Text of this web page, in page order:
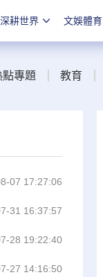
深耕世界 文娛體育
點專題 教育
07 17:27:06
31 16:37:57
28 19:22:40
27 14:16:50